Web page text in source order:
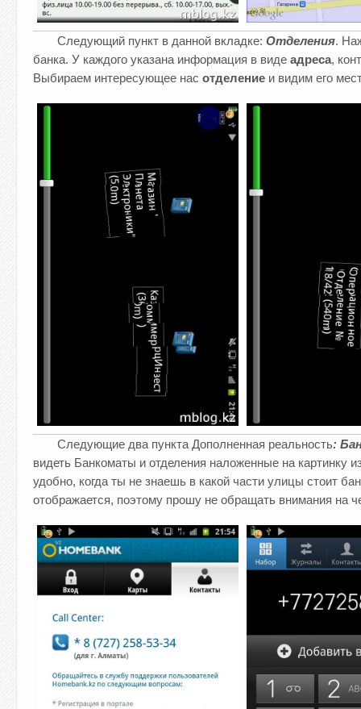
Следующий пункт в данной вкладке: Отделения.
банка. У каждого указана информация в виде адреса,
Выбираем интересующее нас отделение и видим его
Следующие два пункта Дополненная реальность:
видеть Банкоматы и отделения наложенные на
удобно, когда ты не знаешь в какой части улицы стоит
отображается, поэтому прошу не обращать внимания на